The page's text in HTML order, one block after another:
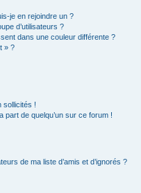
je en rejoindre un ?
d’utilisateurs ?
dans une couleur différente ?
» ?
sollicités !
part de quelqu’un sur ce forum !
de ma liste d’amis et d’ignorés ?